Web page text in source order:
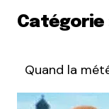
Catégorie
Quand la